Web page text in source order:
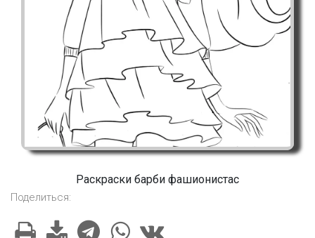
Раскраски барби фашионистас
Поделиться: